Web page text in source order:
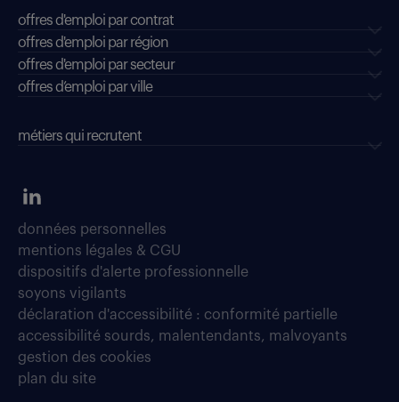
offres d'emploi par contrat
offres d'emploi par région
offres d'emploi par secteur
offres d’emploi par ville
métiers qui recrutent
données personnelles
mentions légales & CGU
dispositifs d'alerte professionnelle
soyons vigilants
déclaration d'accessibilité : conformité partielle
accessibilité sourds, malentendants, malvoyants
gestion des cookies
plan du site